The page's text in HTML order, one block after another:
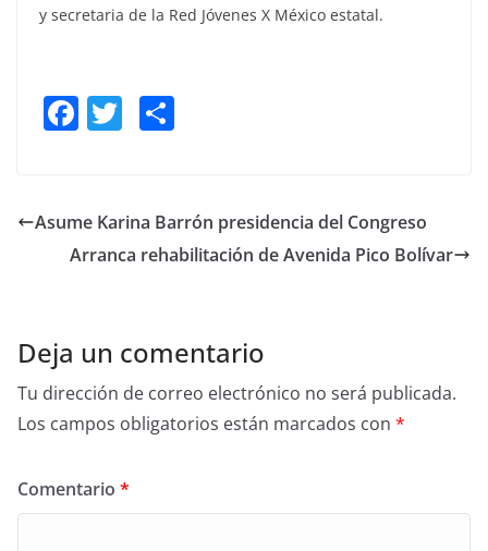
y secretaria de la Red Jóvenes X México estatal.
F
e
b
k
T
er e
Asume Karina Barrón presidencia del Congreso
Arranca rehabilitación de Avenida Pico Bolívar
Deja un comentario
Tu dirección de correo electrónico no será publicada.
Los campos obligatorios están marcados con *
Comentario *